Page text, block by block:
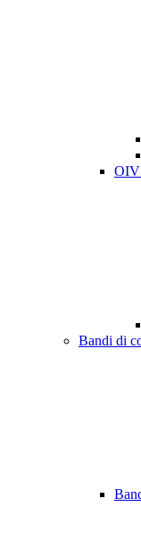
OIV
Bandi di